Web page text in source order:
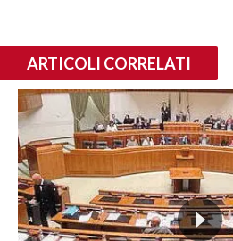
ARTICOLI CORRELATI